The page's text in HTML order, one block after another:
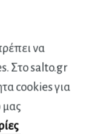
να
Στο salto.gr
cookies για
μας
ΔΥΣΚΟΛΑ ΠΑΙΔΙΑ